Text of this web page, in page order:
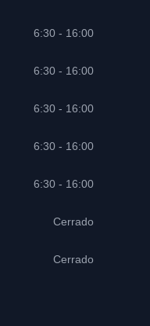
6:30 - 16:00
6:30 - 16:00
6:30 - 16:00
6:30 - 16:00
6:30 - 16:00
Cerrado
Cerrado